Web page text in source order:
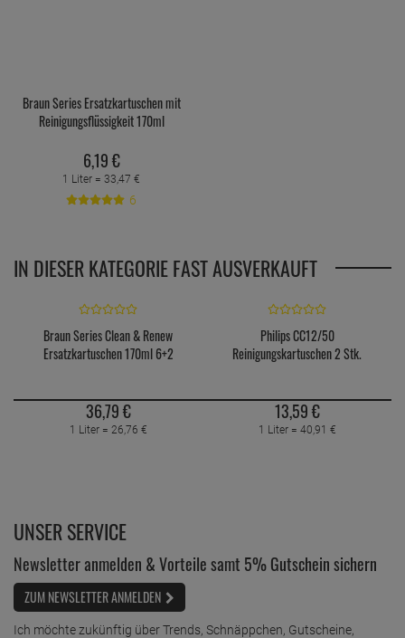
Braun Series Ersatzkartuschen mit
Reinigungsflüssigkeit 170ml
6,19€
1 Liter = 33,47 €
6
IN DIESER KATEGORIE FAST AUSVERKAUFT
Braun Series Clean & Renew
Ersatzkartuschen 170ml 6+2
36,79€
1 Liter = 26,76 €
Philips CC12/50
Reinigungskartuschen 2 Stk.
13,59€
1 Liter = 40,91 €
UNSER SERVICE
Newsletter anmelden & Vorteile samt 5% Gutschein sichern
ZUM NEWSLETTER ANMELDEN
Ich möchte zukünftig über Trends, Schnäppchen, Gutscheine,